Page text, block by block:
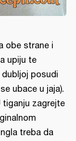
obe strane i
upiju te
posudi
ubace u jaja).
tiganju zagrejte
treba da